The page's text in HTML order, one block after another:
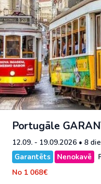
Portugāle
12.09. - 19.09.2026 • 8
Garantēts
Nenokavē
No 1 068€